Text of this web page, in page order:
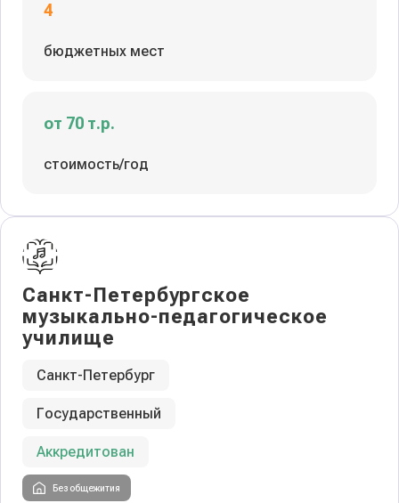
4
бюджетных мест
от 70 т.р.
стоимость/год
Санкт-Петербургское
музыкально-педагогическое
училище
Санкт-Петербург
Государственный
Аккредитован
Без общежития